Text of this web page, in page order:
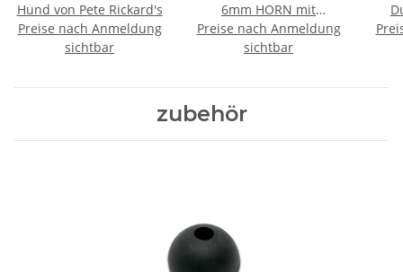
Hund von Pete Rickard's
Preise nach Anmeldung
sichtbar
6mm HORN mit
Zugbegrenzung
Preise nach Anmeldung
sichtbar
zubehör